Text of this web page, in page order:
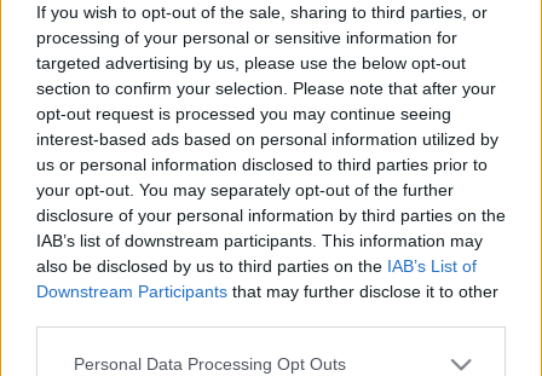
If you wish to opt-out of the sale, sharing to third parties, or
processing of your personal or sensitive information for
targeted advertising by us, please use the below opt-out
section to confirm your selection. Please note that after your
opt-out request is processed you may continue seeing
interest-based ads based on personal information utilized by
us or personal information disclosed to third parties prior to
your opt-out. You may separately opt-out of the further
disclosure of your personal information by third parties on the
IAB’s list of downstream participants. This information may
also be disclosed by us to third parties on the IAB’s List of
Downstream Participants that may further disclose it to other
Please note that this website/app uses one or more Google
Personal Data Processing Opt Outs
Boleróját, Sáry Bánk vezényletével. Papapapa,
papapapa, papapa, papapa, paaaaa
A Fesztivál klubban a főiskolások produkciója után
ott ragadt a közönség és Gyarmathy István zseniális
zongorajátékától indíttatva színészek és civilek
együtt énekeltek hajnalig klasszikus dalokat,
kuplékat. Feledhetetlen este volt, ezért ismétlésre
készül az alkalmi társulat, immár kottákkal
fölvértezve.